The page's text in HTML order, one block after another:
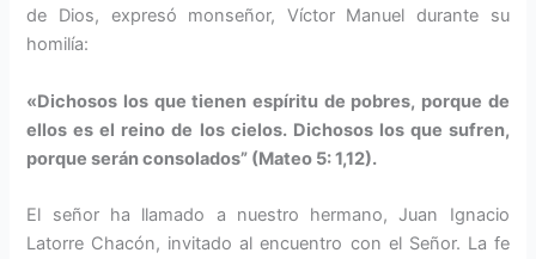
de Dios, expresó monseñor, Víctor Manuel durante su
homilía:
«Dichosos los que tienen espíritu de pobres, porque de
ellos es el reino de los cielos. Dichosos los que sufren,
porque serán consolados” (Mateo 5: 1,12).
El señor ha llamado a nuestro hermano, Juan Ignacio
Latorre Chacón, invitado al encuentro con el Señor. La fe